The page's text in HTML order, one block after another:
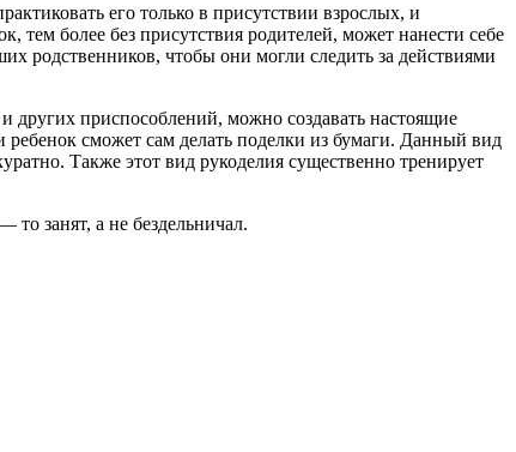
его только в присутствии взрослых, и
тем более без присутствия родителей, может нанести себе
родственников, чтобы они могли следить за действиями
приспособлений, можно создавать настоящие
сможет сам делать поделки из бумаги. Данный вид
Также этот вид рукоделия существенно тренирует
занят, а не бездельничал.